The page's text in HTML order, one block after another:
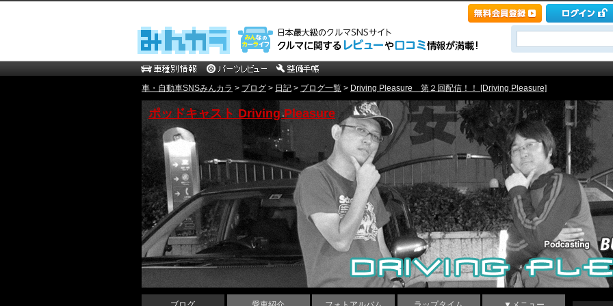
車・自動車SNSみんカラ > ブログ > 日記 > ブログ一覧 > Driving Pleasure 第２回配信！！ [Driving Pleasure]
ポッドキャスト Driving Pleasure